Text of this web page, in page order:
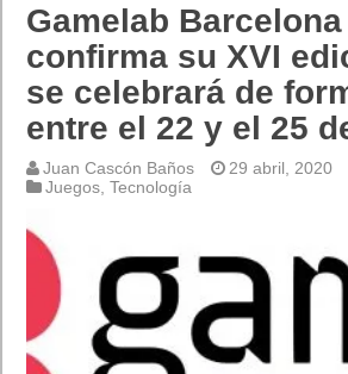
Gamelab
confirma su XVI
se celebrará de
entre el 22 y el 25
Juan Cascón Baños
29 abril, 2020
Juegos ,Tecnología